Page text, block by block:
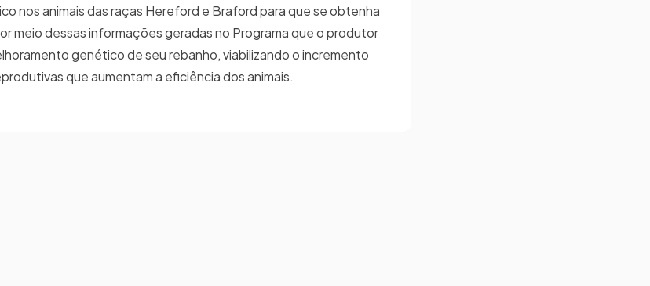
nos animais das raças Hereford e Braford para que se obtenha
meio dessas informações geradas no Programa que o produtor
genético de seu rebanho, viabilizando o incremento
que aumentam a eficiência dos animais.